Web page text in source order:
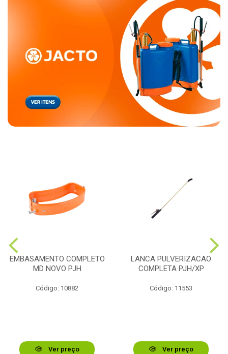
EMBASAMENTO COMPLETO
MD NOVO PJH
Código: 10882
Ver preço
LANCA PULVERIZACAO
COMPLETA PJH/XP
Código: 11553
Ver preço